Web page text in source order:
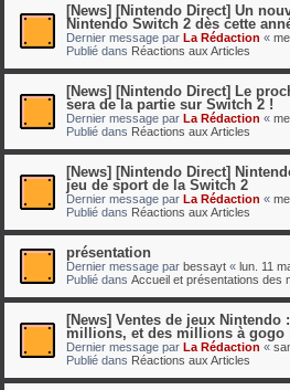
[News] [Nintendo Direct] Un
Nintendo Switch 2 dès cette
Dernier message par La Rédaction «
Publié dans Réactions aux Articles
[News] [Nintendo Direct] Le
sera de la partie sur Switch 2 !
Dernier message par La Rédaction «
Publié dans Réactions aux Articles
[News] [Nintendo Direct]
jeu de sport de la Switch 2
Dernier message par La Rédaction «
Publié dans Réactions aux Articles
présentation
Dernier message par bessayt « lun. 11
Publié dans Accueil et présentations des
[News] Ventes de jeux Nintendo
millions, et des millions à gogo
Dernier message par La Rédaction «
Publié dans Réactions aux Articles